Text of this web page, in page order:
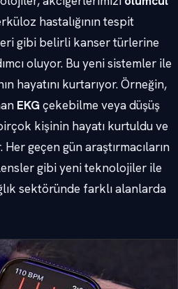
hastalığının tespit
gibi belirli kanser türlerine
oluyor. Bu yeni sistemler ile
hayatını kurtarıyor. Örneğin,
EKGçekebilme veya düşüş
kişinin hayatı kurtuldu ve
geçen gün araştırmacıların
gibi yeni teknolojiler ile
sektöründe farklı alanlarda